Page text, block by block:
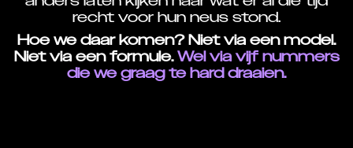
recht voor hun neus stond.
Hoe we daar komen? Niet via een model.
Niet via een formule. Wel via vijf nummers
die we graag te hard draaien.